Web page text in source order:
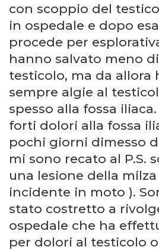
con scoppio del
in ospedale e dopo
procede per
hanno salvato meno
testicolo, ma da allora
sempre algie al
spesso alla fossa
forti dolori alla fossa
pochi giorni dimesso
mi sono recato al P.S.
una lesione della
incidente in moto ).
stato costretto a
ospedale che ha
per dolori al testicolo